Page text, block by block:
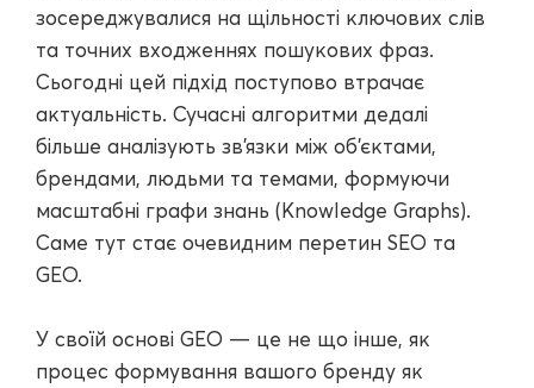
зосереджувалися на щільності ключових слів
та точних входженнях пошукових фраз.
Сьогодні цей підхід поступово втрачає
актуальність. Сучасні алгоритми дедалі
більше аналізують зв'язки між об'єктами,
брендами, людьми та темами, формуючи
масштабні графи знань (Knowledge Graphs).
Саме тут стає очевидним перетин SEO та
GEO.
У своїй основі GEO — це не що інше, як
процес формування вашого бренду як